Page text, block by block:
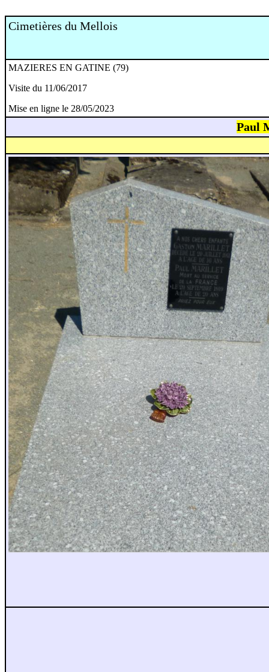
Cimetières du Mellois
MAZIERES EN GATINE (79)
Visite du 11/06/2017
Mise en ligne le 28/05/2023
Paul